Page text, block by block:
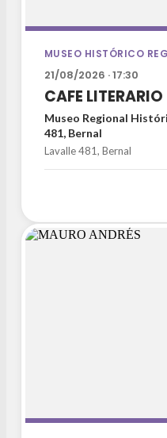
MUSEO HISTÓRICO
21/08/2026 · 17:30
CAFE LITERARIO
Museo Regional
481, Bernal
Lavalle 481, Bernal